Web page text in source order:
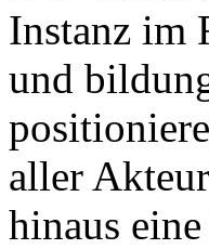
Instanz im
und
aller
hinaus